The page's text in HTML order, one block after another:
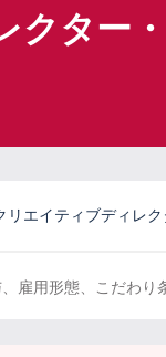
クター
エイティブディレ
雇用形態、こだわり